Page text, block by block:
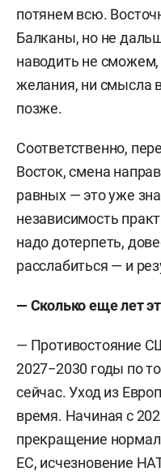
потянем всю.
Балканы, но не
наводить не сможем,
желания, ни смысла
позже.
Соответственно,
Восток, смена
равных — это уже
независимость
надо дотерпеть,
расслабиться — и
— Сколько еще лет
— Противостояние
2027−2030 годы по
сейчас. Уход из
время. Начиная с
прекращение
ЕС, исчезновение